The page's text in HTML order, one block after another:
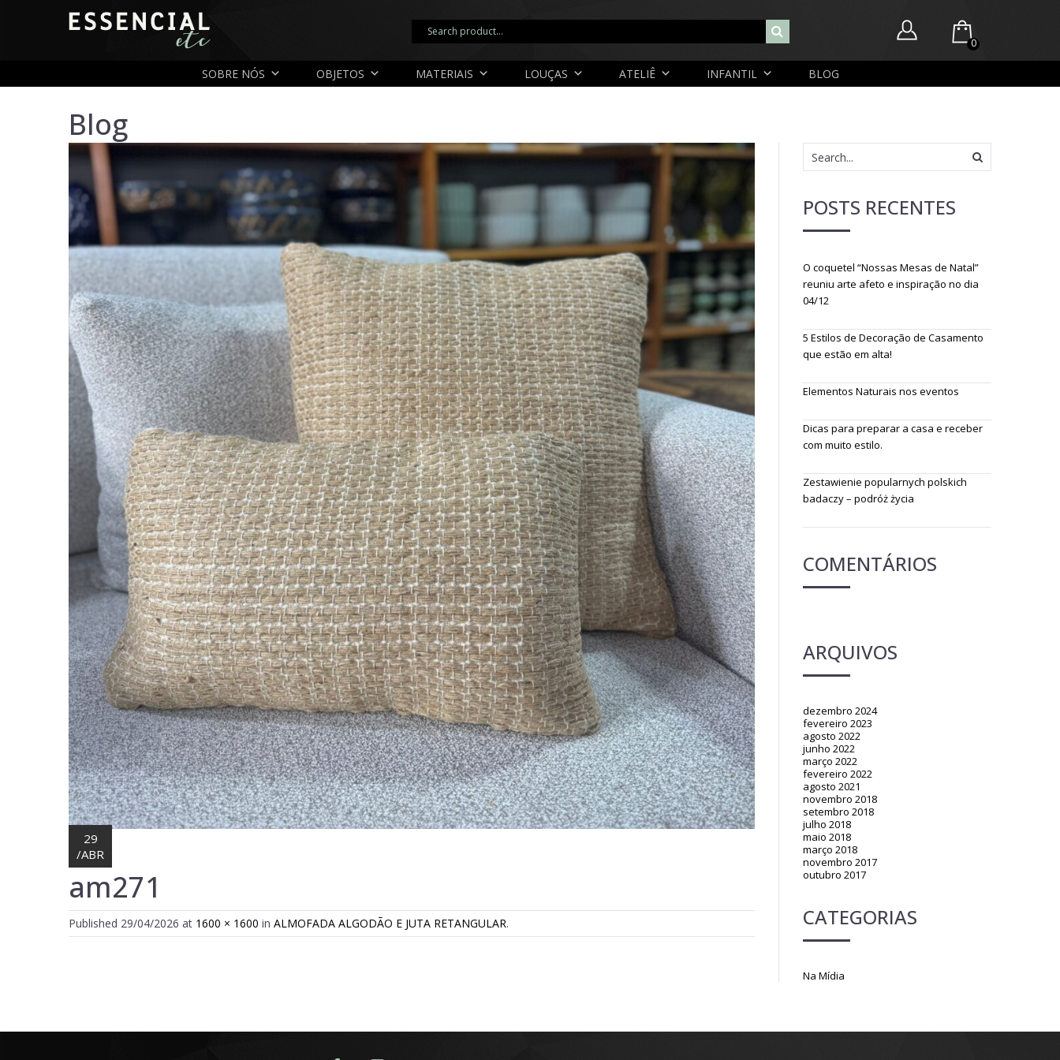
0
Você ainda não possui itens no seu carrinho.
Nome de usuário ou endereço de e-mail
Senha
Lembrar-me
Lost Password
Cadastrar Conta
SOBRE NÓS OBJETOS MATERIAIS LOUÇAS ATELIÊ INFANTIL BLOG
Blog
29
/ABR
am271
Published 29/04/2026 at 1600 × 1600 in ALMOFADA ALGODÃO E JUTA RETANGULAR.
POSTS RECENTES
O coquetel “Nossas Mesas de Natal”
reuniu arte afeto e inspiração no dia
04/12
5 Estilos de Decoração de Casamento
que estão em alta!
Elementos Naturais nos eventos
Dicas para preparar a casa e receber
com muito estilo.
Zestawienie popularnych polskich
badaczy – podróż życia
COMENTÁRIOS
ARQUIVOS
dezembro 2024
fevereiro 2023
agosto 2022
junho 2022
março 2022
fevereiro 2022
agosto 2021
novembro 2018
setembro 2018
julho 2018
maio 2018
março 2018
novembro 2017
outubro 2017
CATEGORIAS
Na Mídia